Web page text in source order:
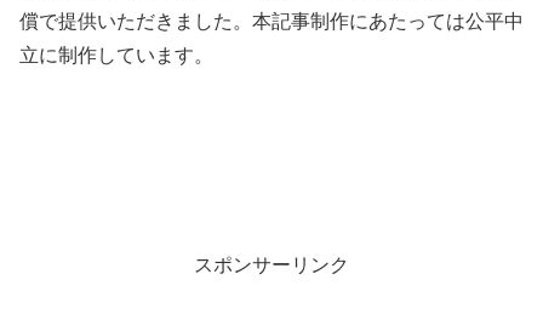
償で提供いただきました。本記事制作にあたっては公平中
立に制作しています。
スポンサーリンク